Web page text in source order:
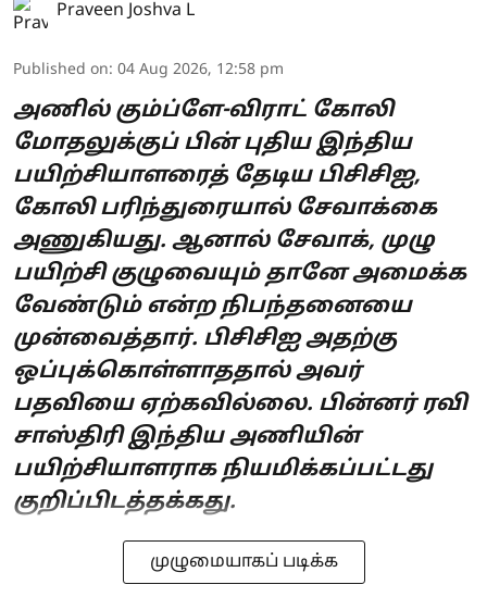
Praveen Joshva L
Published on: 04 Aug 2026, 12:58 pm
அணில் கும்ப்ளே-விராட் கோலி
மோதலுக்குப் பின் புதிய இந்திய
பயிற்சியாளரைத் தேடிய பிசிசிஐ,
கோலி பரிந்துரையால் சேவாக்கை
அணுகியது. ஆனால் சேவாக், முழு
பயிற்சி குழுவையும் தானே அமைக்க
வேண்டும் என்ற நிபந்தனையை
முன்வைத்தார். பிசிசிஐ அதற்கு
ஒப்புக்கொள்ளாததால் அவர்
பதவியை ஏற்கவில்லை. பின்னர் ரவி
சாஸ்திரி இந்திய அணியின்
பயிற்சியாளராக நியமிக்கப்பட்டது
குறிப்பிடத்தக்கது.
முழுமையாகப் படிக்க